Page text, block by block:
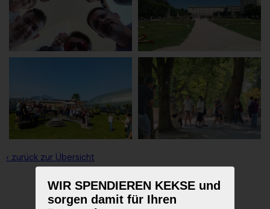
WIR SPENDIEREN KEKSE und
sorgen damit für Ihren
‹ zurück zur Übersicht
1 2